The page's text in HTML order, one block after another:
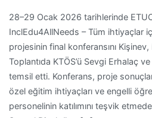
28–29 Ocak 2026 tarihlerinde
InclEdu4AllNeeds – Tüm ihtiyaçlar
projesinin final konferansını
Toplantıda KTÖS’ü Sevgi Erhalaç
temsil etti. Konferans, proje
özel eğitim ihtiyaçları ve engelli
personelinin katılımını teşvik